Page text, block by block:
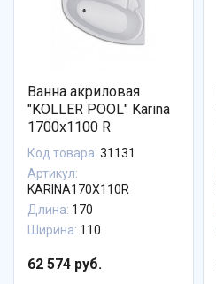
Ванна акриловая
"KOLLER POOL" Karina
1700х1100 R
Код товара: 31131
Артикул:
KARINA170X110R
Длина: 170
Ширина: 110
62 574 руб.